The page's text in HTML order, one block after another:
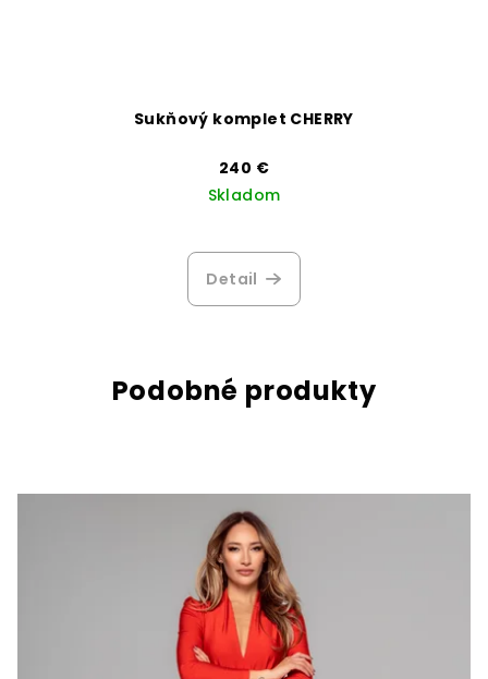
Sukňový komplet CHERRY
240 €
Skladom
Detail
Podobné produkty